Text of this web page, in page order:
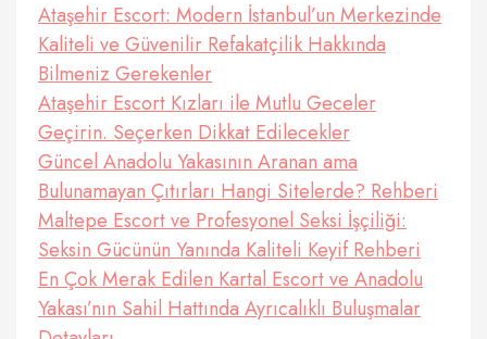
Ataşehir Escort: Modern İstanbul’un Merkezinde
Kaliteli ve Güvenilir Refakatçilik Hakkında
Bilmeniz Gerekenler
Ataşehir Escort Kızları ile Mutlu Geceler
Geçirin. Seçerken Dikkat Edilecekler
Güncel Anadolu Yakasının Aranan ama
Bulunamayan Çıtırları Hangi Sitelerde? Rehberi
Maltepe Escort ve Profesyonel Seksi İşçiliği:
Seksin Gücünün Yanında Kaliteli Keyif Rehberi
En Çok Merak Edilen Kartal Escort ve Anadolu
Yakası’nın Sahil Hattında Ayrıcalıklı Buluşmalar